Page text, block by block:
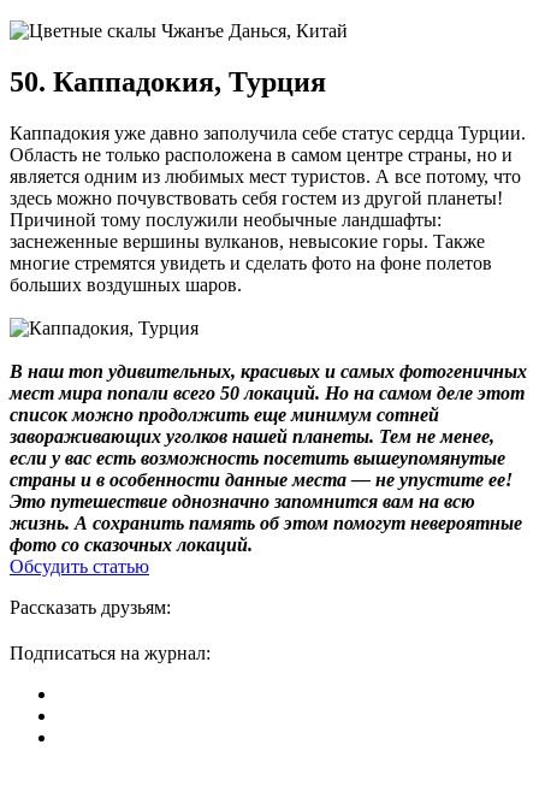
50. Каппадокия, Турция
Каппадокия уже давно заполучила себе статус сердца Турции.
Область не только расположена в самом центре страны, но и
является одним из любимых мест туристов. А все потому, что
здесь можно почувствовать себя гостем из другой планеты!
Причиной тому послужили необычные ландшафты:
заснеженные вершины вулканов, невысокие горы. Также
многие стремятся увидеть и сделать фото на фоне полетов
больших воздушных шаров.
В наш топ удивительных, красивых и самых фотогеничных
мест мира попали всего 50 локаций. Но на самом деле этот
список можно продолжить еще минимум сотней
завораживающих уголков нашей планеты. Тем не менее,
если у вас есть возможность посетить вышеупомянутые
страны и в особенности данные места — не упустите ее!
Это путешествие однозначно запомнится вам на всю
жизнь. А сохранить память об этом помогут невероятные
фото со сказочных локаций.
Обсудить статью
Рассказать друзьям:
Подписаться на журнал: